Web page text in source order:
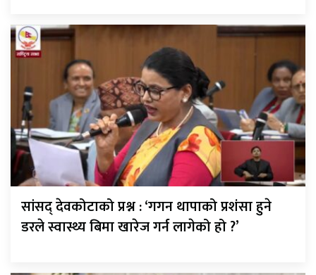
सांसद् देवकोटाको प्रश्न : ‘गगन थापाको प्रशंसा हुने
डरले स्वास्थ्य बिमा खारेज गर्न लागेको हो ?’